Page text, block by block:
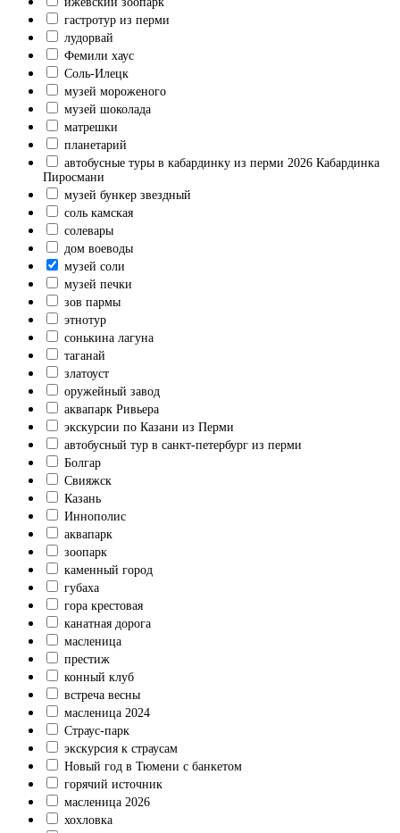
гастротур из перми
лудорвай
Фемили хаус
Соль-Илецк
музей мороженого
музей шоколада
матрешки
планетарий
автобусные туры в кабардинку из перми 2026 Кабардинка
Пиросмани
музей бункер звездный
соль камская
солевары
дом воеводы
музей соли
музей печки
зов пармы
этнотур
сонькина лагуна
таганай
златоуст
оружейный завод
аквапарк Ривьера
экскурсии по Казани из Перми
автобусный тур в санкт-петербург из перми
Болгар
Свияжск
Казань
Иннополис
аквапарк
зоопарк
каменный город
губаха
гора крестовая
канатная дорога
масленица
престиж
конный клуб
встреча весны
масленица 2024
Страус-парк
экскурсия к страусам
Новый год в Тюмени с банкетом
горячий источник
масленица 2026
хохловка